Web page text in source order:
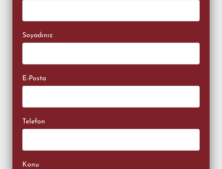
Soyadınız
E-Posta
Telefon
Konu